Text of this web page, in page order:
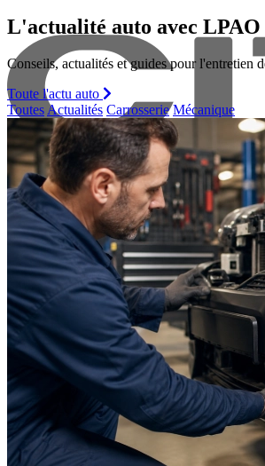
Citroen
L'actualité auto avec LPAO
Conseils, actualités et guides pour l'entretien
Toute l'actu auto
ToutesActualités Carrosserie Mécanique